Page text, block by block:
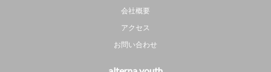
会社概要
アクセス
お問い合わせ